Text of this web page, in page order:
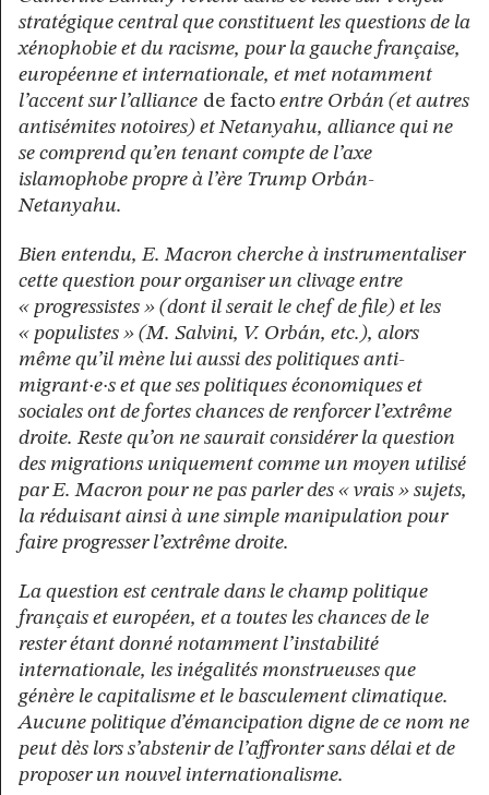
stratégique central que constituent les questions de la
xénophobie et du racisme, pour la gauche française,
européenne et internationale, et met notamment
l’accent sur l’alliance de facto entre Orbán (et autres
antisémites notoires) et Netanyahu, alliance qui ne
se comprend qu’en tenant compte de l’axe
islamophobe propre à l’ère Trump Orbán-
Netanyahu.
Bien entendu, E. Macron cherche à instrumentaliser
cette question pour organiser un clivage entre
« progressistes » (dont il serait le chef de file) et les
« populistes » (M. Salvini, V. Orbán, etc.), alors
même qu’il mène lui aussi des politiques anti-
migrant·e·s et que ses politiques économiques et
sociales ont de fortes chances de renforcer l’extrême
droite. Reste qu’on ne saurait considérer la question
des migrations uniquement comme un moyen utilisé
par E. Macron pour ne pas parler des « vrais » sujets,
la réduisant ainsi à une simple manipulation pour
faire progresser l’extrême droite.
La question est centrale dans le champ politique
français et européen, et a toutes les chances de le
rester étant donné notamment l’instabilité
internationale, les inégalités monstrueuses que
génère le capitalisme et le basculement climatique.
Aucune politique d’émancipation digne de ce nom ne
peut dès lors s’abstenir de l’affronter sans délai et de
proposer un nouvel internationalisme.